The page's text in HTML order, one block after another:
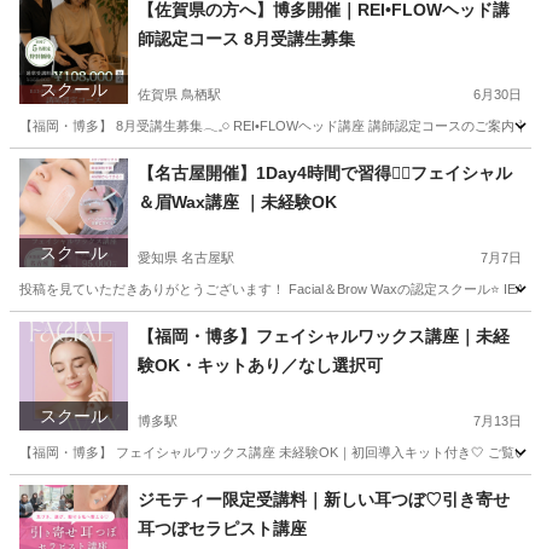
スクール
【佐賀県の方へ】博多開催｜REI•FLOWヘッド講
師認定コース 8月受講生募集
佐賀県 鳥栖駅 6月30日
【福岡・博多】 8月受講生募集𓂃𓈒𓏸 REI•FLOWヘッド講座 講師認定コースのご案内
佐賀 佐賀市 鳥栖駅 ヘッドスパ ヘッド
スクール
【名古屋開催】1Day4時間で習得❤️‍🔥フェイシャル
＆眉Wax講座 ｜未経験OK
愛知県 名古屋駅 7月7日
投稿を見ていただきありがとうございます！ Facial＆Brow Waxの認定スクール⭐️ IEA
愛知 名古屋市 名古屋駅
スクール
【福岡・博多】フェイシャルワックス講座｜未経
験OK・キットあり／なし選択可
博多駅 7月13日
【福岡・博多】 フェイシャルワックス講座 未経験OK｜初回導入キット付き🤍 ご覧
福岡 福岡市 その他 フェイシャル
ジモティー限定受講料｜新しい耳つぼ♡引き寄せ
耳つぼセラピスト講座